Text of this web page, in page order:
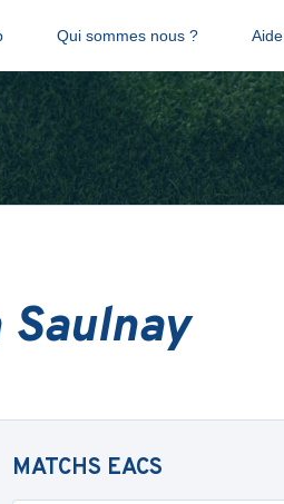
Qui sommes nous ? Aide
MATCHS EACS